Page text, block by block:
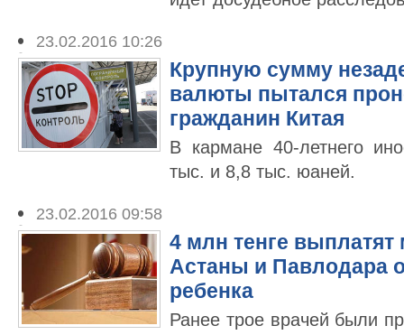
23.02.2016 10:26
Крупную сумму
валюты пытался
гражданин Китая
В кармане 40-летнего
тыс. и 8,8 тыс. юаней.
23.02.2016 09:58
4 млн тенге
Астаны и Павлодара
ребенка
Ранее трое врачей были